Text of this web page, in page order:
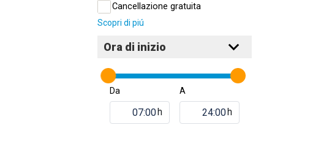
Cancellazione gratuita
Scopri di piú
Ora di inizio
Da
h
A
h